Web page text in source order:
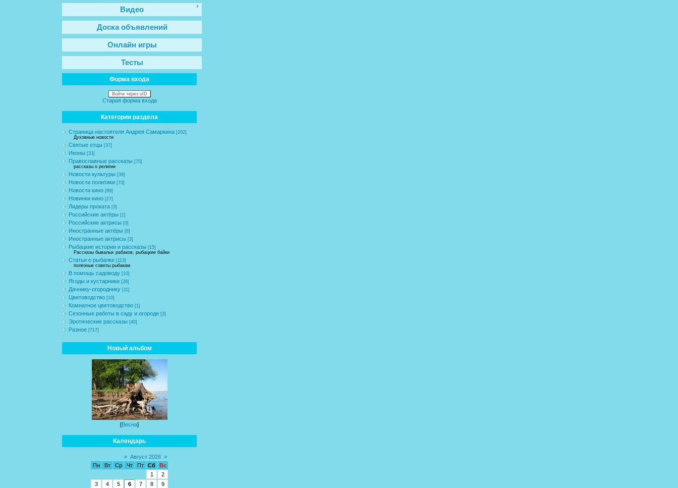
Видео
Доска объявлений
Онлайн игры
Тесты
Форма входа
Войти через uID
Старая форма входа
Категории раздела
Страница настоятеля Андрея Самаркина [202]
Духовные новости
Святые отцы [37]
Иконы [33]
Православные рассказы [75]
рассказы о религии
Новости культуры [39]
Новости политики [73]
Новости кино [89]
Новинки кино [27]
Лидеры проката [3]
Российские актёры [1]
Российские актрисы [0]
Иностранные актёры [6]
Иностранные актрисы [3]
Рыбацкие истории и рассказы [15]
Рассказы бывалых рабаков, рыбацкие байки
Статьи о рыбалке [113]
полезные советы рыбакам
В помощь садоводу [10]
Ягоды и кустарники [28]
Дачнику-огороднику [11]
Цветоводство [10]
Комнатное цветоводство [1]
Сезонные работы в саду и огороде [3]
Эротические рассказы [40]
Разное [717]
Новый альбом
[Весна]
Календарь
« Август 2026 »
Пн
Вт Ср Чт Пт Сб
Вс
1
2
3
4 5 6 7 8
9